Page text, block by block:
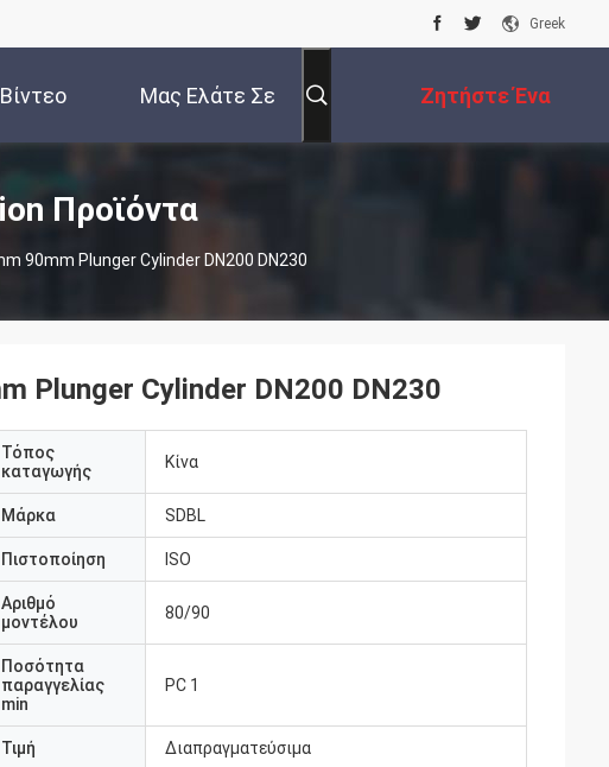
Greek
Βίντεο Μας Ελάτε Σε Ζητήστε Ένα
Απόσπασμα
Προϊόντα
90mm Plunger Cylinder DN200 DN230
Plunger Cylinder DN200 DN230
Τόπος
καταγωγής
Κίνα
Μάρκα SDBL
Πιστοποίηση ISO
Αριθμό
μοντέλου
80/90
Ποσότητα
παραγγελίας
min
PC 1
Τιμή Διαπραγματεύσιμα